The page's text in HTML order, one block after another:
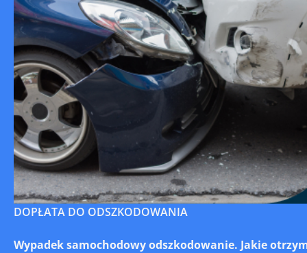
DOPŁATA DO ODSZKODOWANIA
Wypadek samochodowy odszkodowanie. Jakie